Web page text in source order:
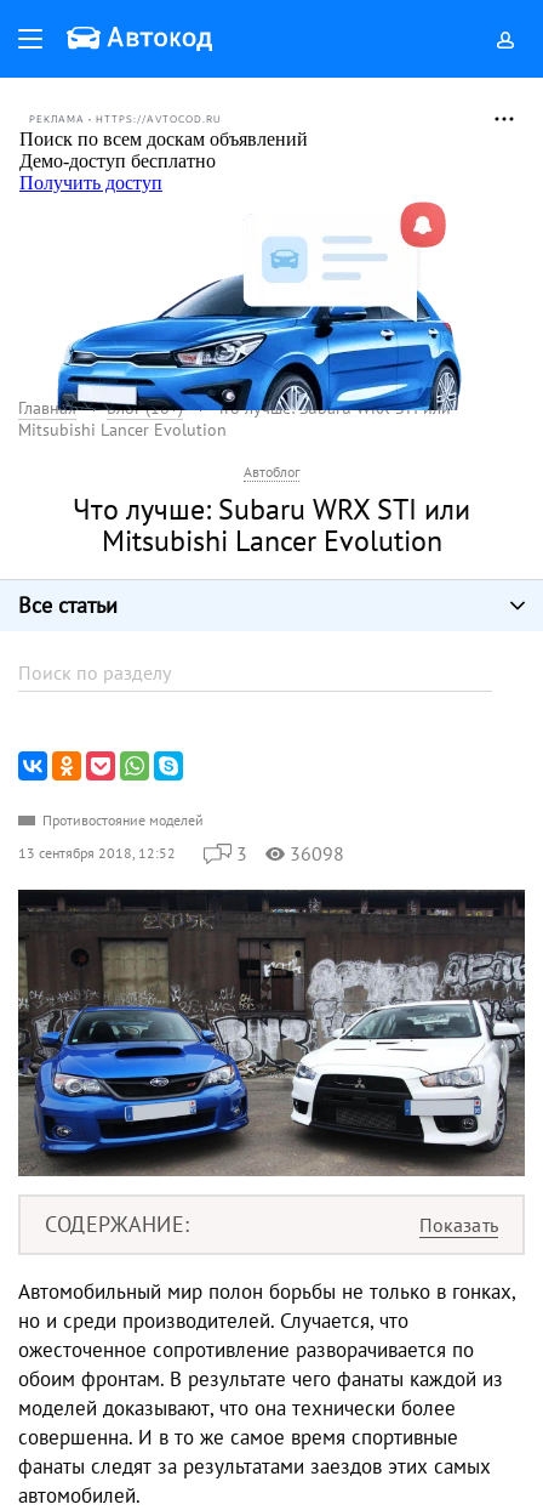
РЕКЛАМА • HTTPS://AVTOCOD.RU
Главная Блог (18+)
Что лучше: Subaru WRX STI или
Mitsubishi Lancer Evolution
Автоблог
Что лучше: Subaru WRX STI или
Mitsubishi Lancer Evolution
Все статьи
Противостояние моделей
13 сентября 2018, 12:52
3 36098
СОДЕРЖАНИЕ
Автомобильный мир полон борьбы не только в гонках,
но и среди производителей. Случается, что
ожесточенное сопротивление разворачивается по
обоим фронтам. В результате чего фанаты каждой из
моделей доказывают, что она технически более
совершенна. И в то же самое время спортивные
фанаты следят за результатами заездов этих самых
автомобилей.